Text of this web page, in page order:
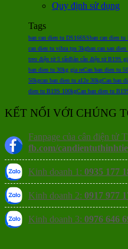
Quy định sử dụng
Tags
ban can dien tu DS166SSban can dien tu
can dien tu vibra tps 3kgban can san
treo điện tử 5 tấnBán cân điện tử B19S
ban dien tu 30kg gia reCan ban dien tu
50kgcan ban dien tu a12e 30kgCan ban
dien tu B19S 100kgCan ban dien tu
KẾT NỐI VỚI CHÚNG
Fanpage của cân điện tử
fb.com/
Kinh doanh 1: 0935 177
Kinh doanh 2: 0917 977
Kinh doanh 3: 0976 646